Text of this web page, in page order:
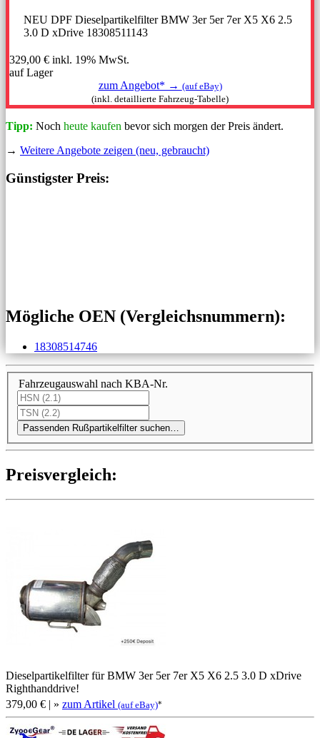
NEU DPF Dieselpartikelfilter BMW 3er 5er 7er X5 X6 2.5
3.0 D xDrive 18308511143
329,00 € inkl. 19% MwSt.
auf Lager
zum Angebot* → (auf eBay)
(inkl. detaillierte Fahrzeug-Tabelle)
Tipp: Noch heute kaufen bevor sich morgen der Preis ändert.
→ Weitere Angebote zeigen (neu, gebraucht)
Günstigster Preis:
Mögliche OEN (Vergleichs­nummern):
18308514746
Fahrzeugauswahl nach KBA-Nr.
Passenden Rußpartikelfilter suchen…
Preis­ver­gleich:
Dieselpartikelfilter für BMW 3er 5er 7er X5 X6 2.5 3.0 D xDrive
Righthanddrive!
379,00 € | » zum Artikel (auf eBay)*